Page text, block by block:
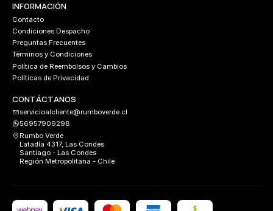
INFORMACIÓN
Contacto
Condiciones Despacho
Preguntas Frecuentes
Términos y Condiciones
Política de Reembolsos y Cambios
Políticas de Privacidad
CONTÁCTANOS
servicioalcliente@rumboverde.cl
56957909298
Rumbo Verde
Latadía 4317, Las Condes
Santiago - Las Condes
Región Metropolitana - Chile